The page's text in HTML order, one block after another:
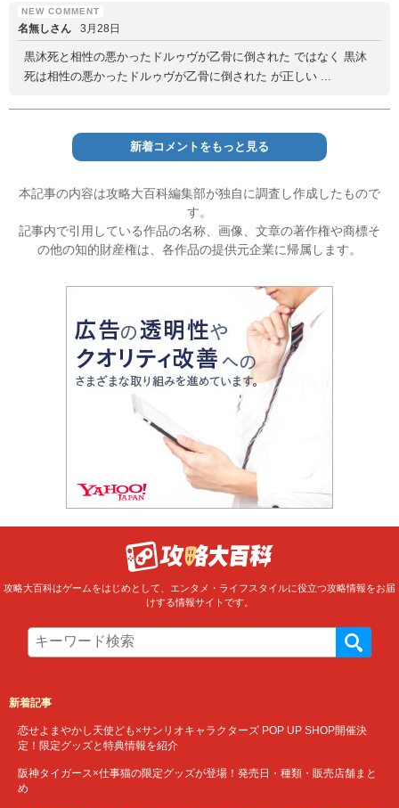
名無しさん 3月28日
黒沐死と相性の悪かったドルゥヴが乙骨に倒された ではなく 黒沐
死は相性の悪かったドルゥヴが乙骨に倒された が正しい ...
新着コメントをもっと見る
本記事の内容は攻略大百科編集部が独自に調査し作成したもので
す。
記事内で引用している作品の名称、画像、文章の著作権や商標そ
の他の知的財産権は、各作品の提供元企業に帰属します。
攻略大百科はゲームをはじめとして、エンタメ・ライフスタイルに役立つ攻略情報をお届
けする情報サイトです。
新着記事
恋せよまやかし天使ども×サンリオキャラクターズ POP UP SHOP開催決
定！限定グッズと特典情報を紹介
阪神タイガース×仕事猫の限定グッズが登場！発売日・種類・販売店舗まと
め